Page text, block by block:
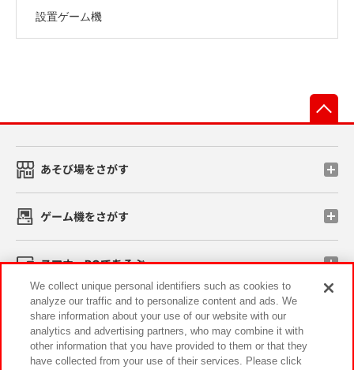
設置ゲーム機
あそび場をさがす
ゲーム機をさがす
スマホ・PCであそぶ
イベント・キャンペーン
We collect unique personal identifiers such as cookies to
analyze our traffic and to personalize content and ads. We
share information about your use of our website with our
analytics and advertising partners, who may combine it with
other information that you have provided to them or that they
have collected from your use of their services. Please click